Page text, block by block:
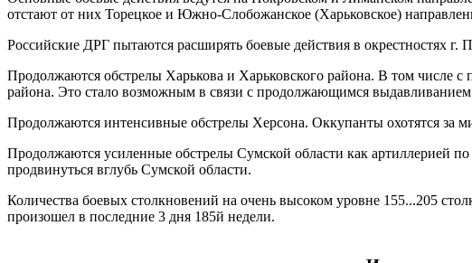
отстают от них Торецкое и Южно-Слобожанское (Харьковское)
Российские ДРГ пытаются расширять боевые действия в окрестностях г.
Продолжаются обстрелы Харькова и Харьковского района. В том числе
района. Это стало возможным в связи с продолжающимся
Продолжаются интенсивные обстрелы Херсона. Оккупанты охотятся
Продолжаются усиленные обстрелы Сумской области как артиллерией
продвинуться вглубь Сумской области.
Количества боевых столкновений на очень высоком уровне 155...205
произошел в последние 3 дня 185й недели.